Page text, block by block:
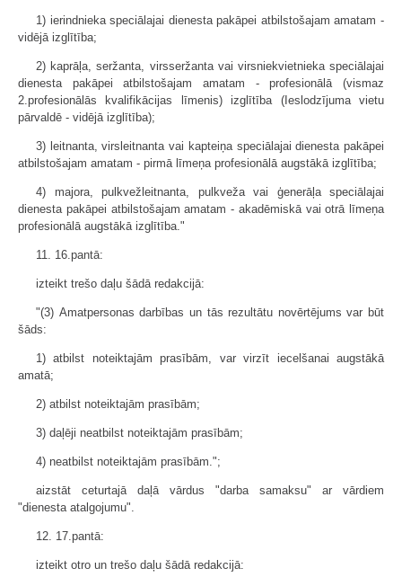
1) ierindnieka speciālajai dienesta pakāpei atbilstošajam amatam -
vidējā izglītība;
2) kaprāļa, seržanta, virsseržanta vai virsniekvietnieka speciālajai
dienesta pakāpei atbilstošajam amatam - profesionālā (vismaz
2.profesionālās kvalifikācijas līmenis) izglītība (Ieslodzījuma vietu
pārvaldē - vidējā izglītība);
3) leitnanta, virsleitnanta vai kapteiņa speciālajai dienesta pakāpei
atbilstošajam amatam - pirmā līmeņa profesionālā augstākā izglītība;
4) majora, pulkvežleitnanta, pulkveža vai ģenerāļa speciālajai
dienesta pakāpei atbilstošajam amatam - akadēmiskā vai otrā līmeņa
profesionālā augstākā izglītība."
11. 16.pantā:
izteikt trešo daļu šādā redakcijā:
"(3) Amatpersonas darbības un tās rezultātu novērtējums var būt
šāds:
1) atbilst noteiktajām prasībām, var virzīt iecelšanai augstākā
amatā;
2) atbilst noteiktajām prasībām;
3) daļēji neatbilst noteiktajām prasībām;
4) neatbilst noteiktajām prasībām.";
aizstāt ceturtajā daļā vārdus "darba samaksu" ar vārdiem
"dienesta atalgojumu".
12. 17.pantā:
izteikt otro un trešo daļu šādā redakcijā: